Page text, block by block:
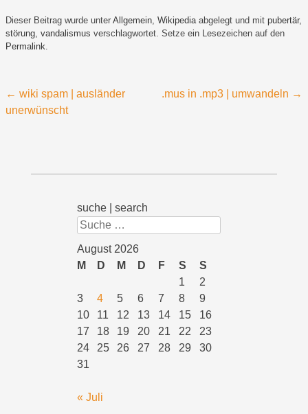
Dieser Beitrag wurde unter Allgemein, Wikipediaabgelegt und mit pubertär,
störung, vandalismus verschlagwortet. Setze ein Lesezeichen auf den
Permalink.
Beitragsnavigation
← wiki spam | ausländer
unerwünscht
.mus in .mp3 | umwandeln →
suche | search
Suchen
August 2026
M
D M D F S
S
1
2
3
4 5 6 7 8
9
10
11 12 13 14 15
16
17
18 19 20 21 22
23
24
25 26 27 28 29
30
31
« Juli